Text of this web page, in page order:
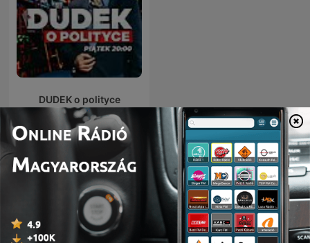
DUDEK o polityce
Nemzetközi Kormányzat podcastok